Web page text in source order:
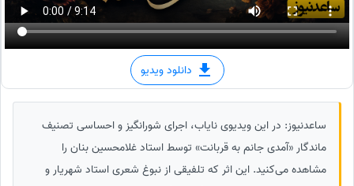
دانلود ویدیو
ساعدنیوز: در این ویدیوی نایاب، اجرای شورانگیز و احساسی تصنیف
ماندگار «آمدی جانم به قربانت» توسط استاد غلامحسین بنان را
مشاهده می‌کنید. این اثر که تلفیقی از نبوغ شعری استاد شهریار و